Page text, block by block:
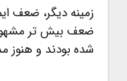
زمینه دیگر، ضعف
ضعف بیش تر مشهود
شده بودند و هنوز